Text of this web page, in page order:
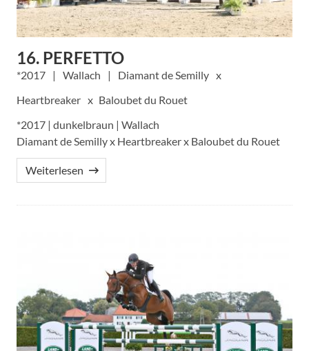
16. PERFETTO
2017 Wallach
Diamant de Semilly
Heartbreaker
Baloubet du Rouet
*2017 | dunkelbraun | Wallach
Diamant de Semilly x Heartbreaker x Baloubet du Rouet
Weiterlesen